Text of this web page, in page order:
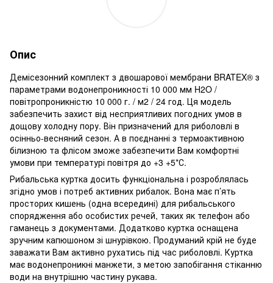
Опис
Демісезонний комплект ​​з двошарової мембрани BRATEX® з
параметрами водонепроникності 10 000 мм H2O /
повітропроникністю 10 000 г. / м2 / 24 год. Ця модель
забезпечить захист від несприятливих погодних умов в
дощову холодну пору. Він призначений для риболовлі в
осінньо-весняний сезон. А в поєднанні з термоактивною
білизною та флісом зможе забезпечити Вам комфортні
умови при температурі повітря до +3 +5*С.
Рибальська куртка досить функціональна і розроблялась
згідно умов і потреб активних рибалок. Вона має п’ять
просторих кишень (одна всередині) для рибальського
спорядження або особистих речей, таких як телефон або
гаманець з документами. Додатково куртка оснащена
зручним капюшоном зі шнурівкою. Продуманий крій не буде
заважати Вам активно рухатись під час риболовлі. Куртка
має водонепроникні манжети, з метою запобігання стіканню
води на внутрішню частину рукава.